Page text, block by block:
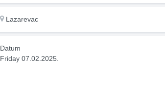
Lazarevac
Datum
Friday 07.02.2025.